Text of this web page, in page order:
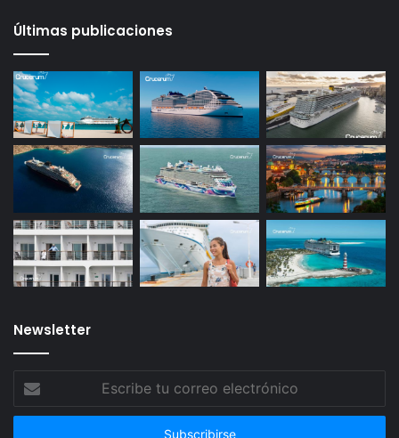
Últimas publicaciones
Newsletter
correo